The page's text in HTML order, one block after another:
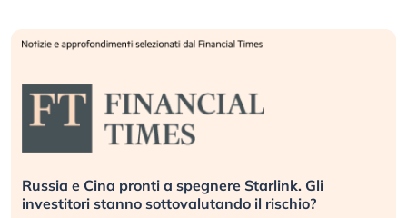
Starlink. Gli
il rischio?
La grande operazione di
center per l’AI, spiegata sul